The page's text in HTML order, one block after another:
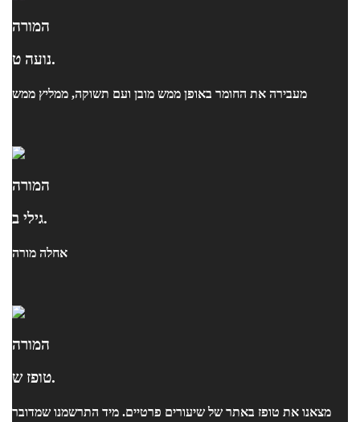
המורה
נועה ט.
מעבירה את החומר באופן ממש מובן ועם תשוקה, ממליץ ממש
המורה
גילי ב.
אחלה מורה
המורה
טופז ש.
מצאנו את טופז באתר של שיעורים פרטיים. מיד התרשמנו שמדובר